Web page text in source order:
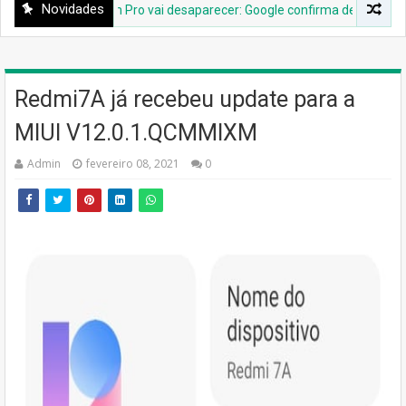
Novidades
Google Earth Pro vai desaparecer: Google confirma descontinuação
Redmi7A já recebeu update para a
MIUI V12.0.1.QCMMIXM
Admin fevereiro 08, 2021 0